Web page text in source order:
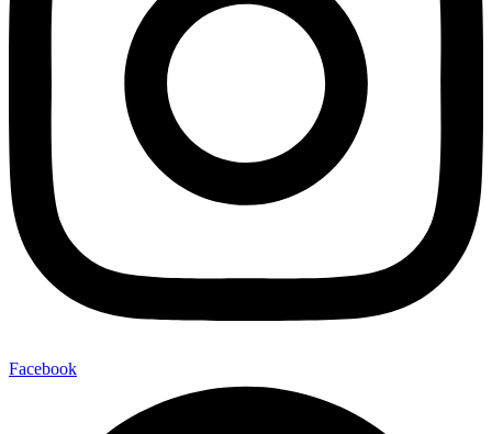
Facebook